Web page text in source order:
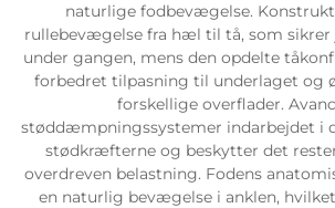
naturlige fodbevægelse.
rullebevægelse fra hæl til tå, som
under gangen, mens den opdelte
forbedret tilpasning til underlaget og
forskellige overflader.
støddæmpningssystemer indarbejdet i
stødkræfterne og beskytter det
overdreven belastning. Fodens
en naturlig bevægelse i anklen,